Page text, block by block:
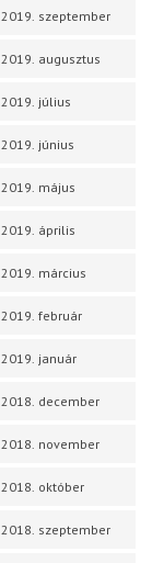
2019. szeptember
2019. augusztus
2019. július
2019. június
2019. május
2019. április
2019. március
2019. február
2019. január
2018. december
2018. november
2018. október
2018. szeptember